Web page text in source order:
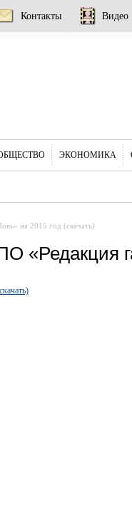
Контакты Видео
ЭКОНОМИКА
на 2015 год (скачать)
«Редакция